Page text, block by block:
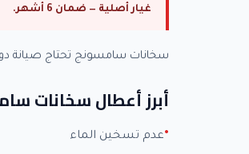
غيار أصلية — ضمان 6 أشهر.
سخانات سامسونج تحتاج صيانة
أبرز أعطال سخانات
عدم تسخين الماء